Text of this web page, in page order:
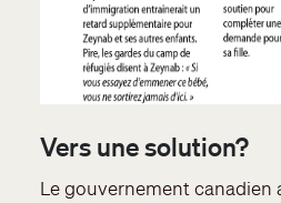
Vers une solution?
Le gouvernement canadien